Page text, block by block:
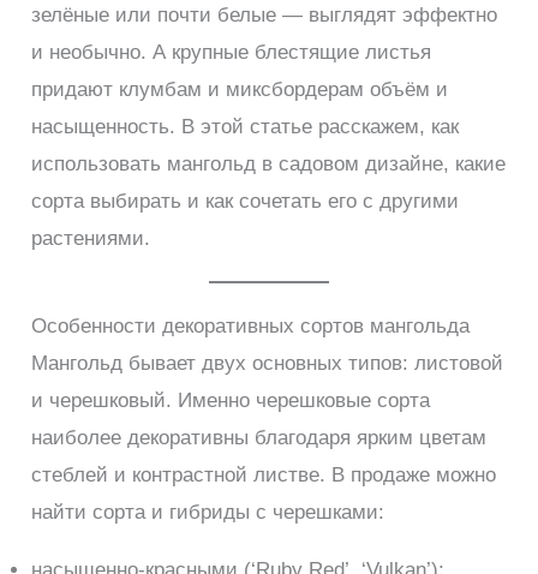
зелёные или почти белые — выглядят эффектно
и необычно. А крупные блестящие листья
придают клумбам и миксбордерам объём и
насыщенность. В этой статье расскажем, как
использовать мангольд в садовом дизайне, какие
сорта выбирать и как сочетать его с другими
растениями.
Особенности декоративных сортов мангольда
Мангольд бывает двух основных типов: листовой
и черешковый. Именно черешковые сорта
наиболее декоративны благодаря ярким цветам
стеблей и контрастной листве. В продаже можно
найти сорта и гибриды с черешками:
насыщенно-красными (‘Ruby Red’, ‘Vulkan’);